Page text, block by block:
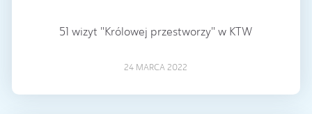
51 wizyt "Królowej przestworzy" w KTW
24 MARCA 2022